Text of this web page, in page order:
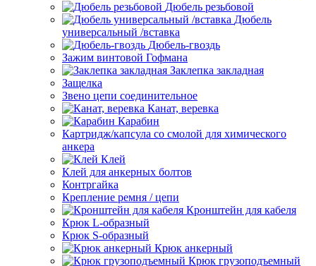
Дюбель резьбовой
Дюбель
универсальный /вставка
Дюбель-гвоздь
Зажим винтовой Гофмана
Заклепка закладная
Защелка
Звено цепи соединительное
Канат, веревка
Карабин
Картридж/капсула со смолой для химического
анкера
Клей
Клей для анкерных болтов
Контргайка
Крепление ремня / цепи
Кронштейн для кабеля
Крюк L-образный
Крюк S-образный
Крюк анкерный
Крюк грузоподъемный